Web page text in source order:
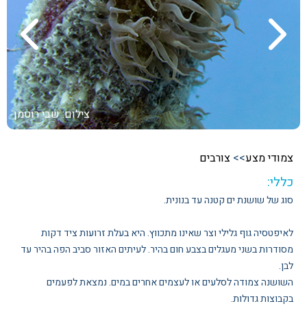
צילום: שבי רוטמן
צמודי מצע>> צורבים
כללי:
סוג של שושנת ים קטנה עד בנונית.
לאיפטסיה גוף גלילי וצר שאינו מתכווץ. היא בעלת זרועות ציד דקות
מסודרות בשני מעגלים בצבע חום בהיר. לעיתים האזור סביב הפה בהיר עד
לבן.
השושנה צמודה לסלעים או לעצמים אחרים במים. נמצאת לפעמים
בקבוצות גדולות.